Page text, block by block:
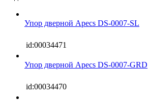
Упор дверной Apecs DS-0007-SL
id:00034471
Упор дверной Apecs DS-0007-GRD
id:00034470